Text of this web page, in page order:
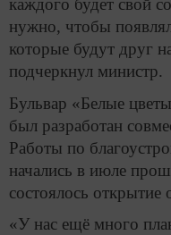
каждого будет свой
нужно, чтобы
которые будут друг
подчеркнул министр.
Бульвар «Белые
был разработан
Работы по
начались в июле
состоялось открытие
«У нас ещё много